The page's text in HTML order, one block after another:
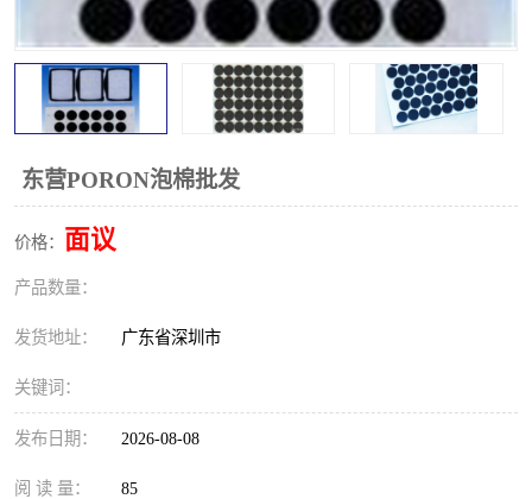
东营PORON泡棉批发
价格： 面议
产品数量：
发货地址： 广东省深圳市
关键词：
发布日期： 2026-08-08
阅 读 量： 85